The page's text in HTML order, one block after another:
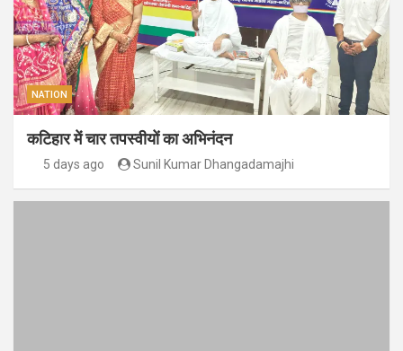
NATION
कटिहार में चार तपस्वीयों का अभिनंदन
5 days ago Sunil Kumar Dhangadamajhi